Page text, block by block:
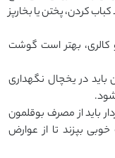
کردن، پختن یا بخارپز
بهتر است گوشت
در یخچال نگهداری
باید از مصرف بوقلمون
بپزند تا از عوارض